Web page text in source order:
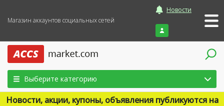
Магазин аккаунтов социальных сетей
Новости
Войти
Выберите категорию
Новости, акции, купоны, объявления публикуются на